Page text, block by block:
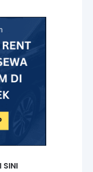
SINI